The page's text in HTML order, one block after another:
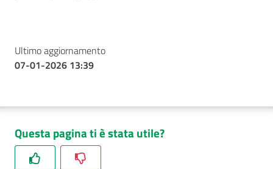
Ultimo aggiornamento
07-01-2026 13:39
Questa pagina ti è stata utile?